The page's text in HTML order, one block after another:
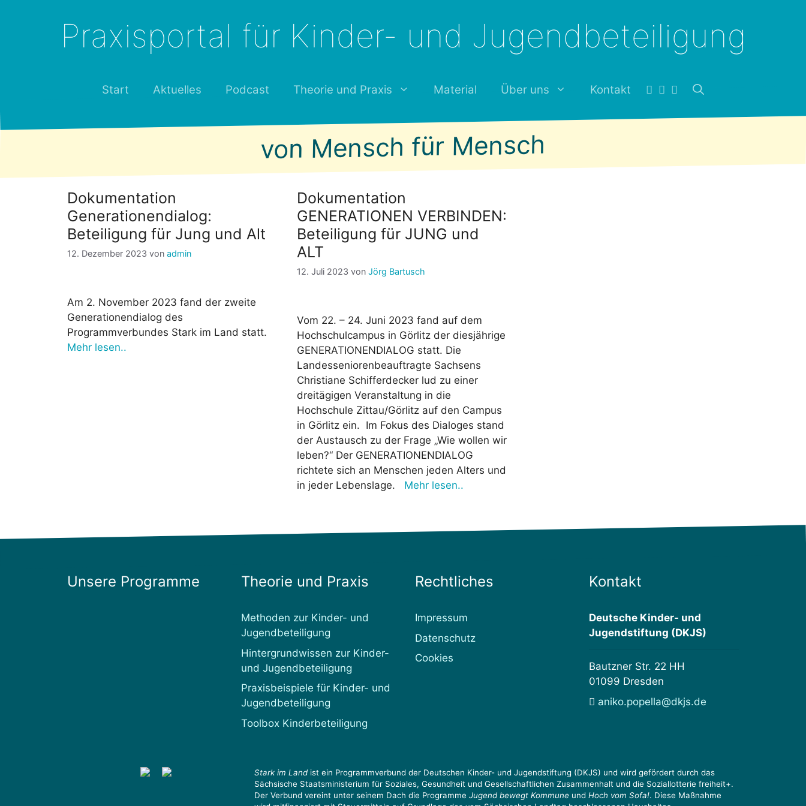
Praxisportal für Kinder- und Jugendbeteiligung
Start Aktuelles Podcast Theorie und Praxis Material Über uns Kontakt
von Mensch für Mensch
Dokumentation
Generationendialog:
Beteiligung für Jung und Alt
12. Dezember 2023 von admin
Am 2. November 2023 fand der zweite
Generationendialog des
Programmverbundes Stark im Land statt.
Mehr lesen..
Dokumentation
GENERATIONEN VERBINDEN:
Beteiligung für JUNG und
ALT
12. Juli 2023 vonJörg Bartusch
Vom 22. – 24. Juni 2023 fand auf dem
Hochschulcampus in Görlitz der diesjährige
GENERATIONENDIALOG statt. Die
Landesseniorenbeauftragte Sachsens
Christiane Schifferdecker lud zu einer
dreitägigen Veranstaltung in die
Hochschule Zittau/Görlitz auf den Campus
in Görlitz ein. Im Fokus des Dialoges stand
der Austausch zu der Frage „Wie wollen wir
leben?“ Der GENERATIONENDIALOG
richtete sich an Menschen jeden Alters und
in jeder Lebenslage. Mehr lesen..
Unsere Programme Theorie und Praxis
Methoden zur Kinder- und
Jugendbeteiligung
Hintergrundwissen zur Kinder-
und Jugendbeteiligung
Praxisbeispiele für Kinder- und
Jugendbeteiligung
Toolbox Kinderbeteiligung
Rechtliches
Impressum
Datenschutz
Cookies
Kontakt
Deutsche Kinder- und
Jugendstiftung (DKJS)
Bautzner Str. 22 HH
01099 Dresden
aniko.popella@dkjs.de
Stark im Land ist ein Programmverbund der Deutschen Kinder- und Jugendstiftung (DKJS) und wird gefördert durch das
Sächsische Staatsministerium für Soziales, Gesundheit und Gesellschaftlichen Zusammenhalt und die Soziallotterie freiheit+.
Der Verbund vereint unter seinem Dach die Programme Jugend bewegt Kommune und Hoch vom Sofa!. Diese Maßnahme